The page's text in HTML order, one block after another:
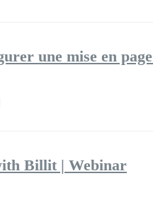
une mise en
Billit | Webinar